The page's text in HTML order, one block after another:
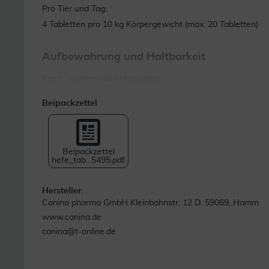
Pro Tier und Tag:
4 Tabletten pro 10 kg Körpergewicht (max. 20 Tabletten)
Aufbewahrung und Haltbarkeit
Beipackzettel
Beipackzettel
hefe_tab...5495.pdf
Hersteller:
Canina pharma GmbH Kleinbahnstr. 12 D. 59069, Hamm
www.canina.de
canina@t-online.de